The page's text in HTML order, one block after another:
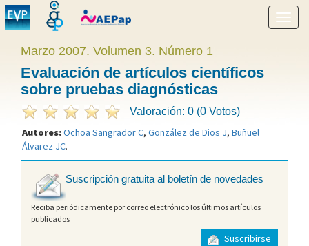
menú
Marzo 2007. Volumen 3. Número 1
Evaluación de artículos científicos
sobre pruebas diagnósticas
Valoración: 0 (0 Votos)
Autores:Ochoa Sangrador C, González de Dios J, Buñuel
Álvarez JC.
Suscripción gratuita al boletín de novedades
Reciba periódicamente por correo electrónico los últimos artículos
publicados
Suscribirse